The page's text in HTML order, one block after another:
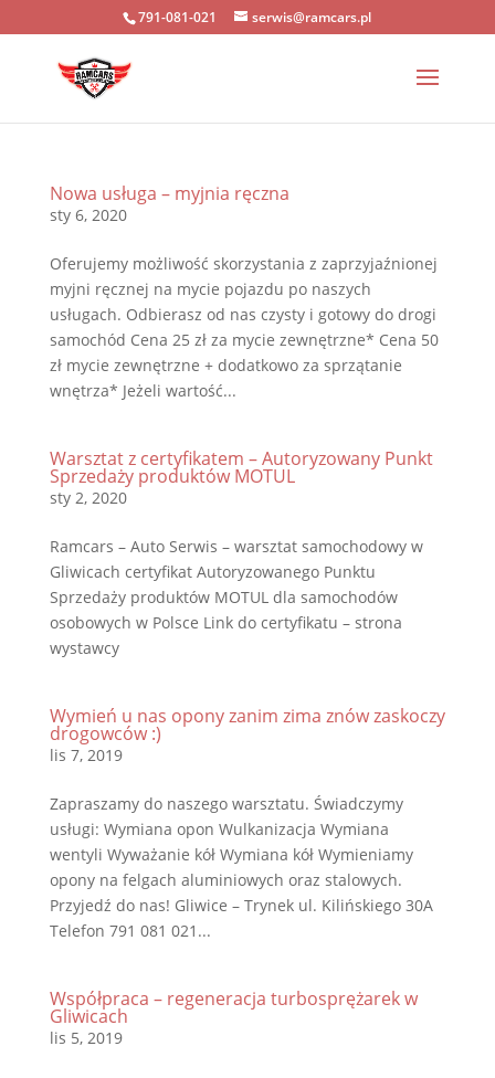
791-081-021 serwis@ramcars.pl
Nowa usługa – myjnia ręczna
sty 6, 2020
Oferujemy możliwość skorzystania z zaprzyjaźnionej
myjni ręcznej na mycie pojazdu po naszych
usługach. Odbierasz od nas czysty i gotowy do drogi
samochód Cena 25 zł za mycie zewnętrzne* Cena 50
zł mycie zewnętrzne + dodatkowo za sprzątanie
wnętrza* Jeżeli wartość...
Warsztat z certyfikatem – Autoryzowany Punkt
Sprzedaży produktów MOTUL
sty 2, 2020
Ramcars – Auto Serwis – warsztat samochodowy w
Gliwicach certyfikat Autoryzowanego Punktu
Sprzedaży produktów MOTUL dla samochodów
osobowych w Polsce Link do certyfikatu – strona
wystawcy
Wymień u nas opony zanim zima znów zaskoczy
drogowców :)
lis 7, 2019
Zapraszamy do naszego warsztatu. Świadczymy
usługi: Wymiana opon Wulkanizacja Wymiana
wentyli Wyważanie kół Wymiana kół Wymieniamy
opony na felgach aluminiowych oraz stalowych.
Przyjedź do nas! Gliwice – Trynek ul. Kilińskiego 30A
Telefon 791 081 021...
Współpraca – regeneracja turbosprężarek w
Gliwicach
lis 5, 2019